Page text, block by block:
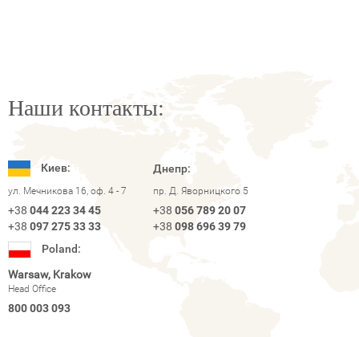
Наши контакты:
Киев:
ул. Мечникова 16, оф. 4 - 7
+38 044 223 34 45
+38 097 275 33 33
Днепр:
пр. Д. Яворницкого 5
+38 056 789 20 07
+38 098 696 39 79
Poland:
Warsaw, Krakow
Head Office
800 003 093